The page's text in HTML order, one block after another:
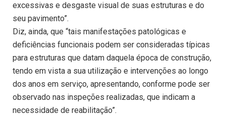
excessivas e desgaste visual de suas estruturas e do
seu pavimento”.
Diz, ainda, que “tais manifestações patológicas e
deficiências funcionais podem ser consideradas típicas
para estruturas que datam daquela época de construção,
tendo em vista a sua utilização e intervenções ao longo
dos anos em serviço, apresentando, conforme pode ser
observado nas inspeções realizadas, que indicam a
necessidade de reabilitação”.